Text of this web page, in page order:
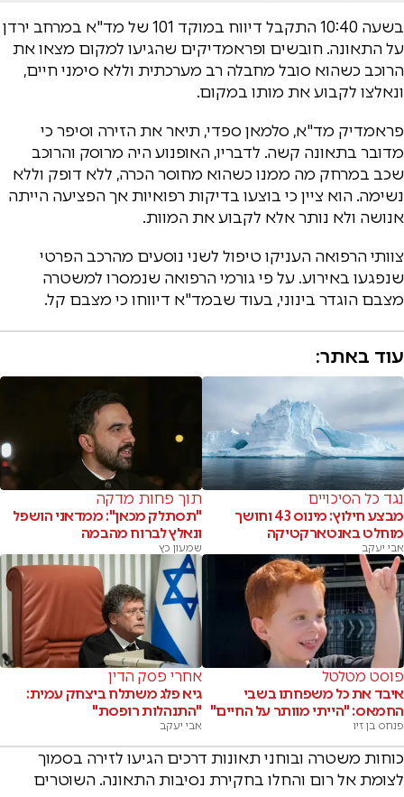
בשעה 10:40 התקבל דיווח במוקד 101 של מד"א במרחב ירדן
על התאונה. חובשים ופראמדיקים שהגיעו למקום מצאו את
הרוכב כשהוא סובל מחבלה רב מערכתית וללא סימני חיים,
ונאלצו לקבוע את מותו במקום.
פראמדיק מד"א, סלמאן ספדי, תיאר את הזירה וסיפר כי
מדובר בתאונה קשה. לדבריו, האופנוע היה מרוסק והרוכב
שכב במרחק מה ממנו כשהוא מחוסר הכרה, ללא דופק וללא
נשימה. הוא ציין כי בוצעו בדיקות רפואיות אך הפציעה הייתה
אנושה ולא נותר אלא לקבוע את המוות.
צוותי הרפואה העניקו טיפול לשני נוסעים מהרכב הפרטי
שנפגעו באירוע. על פי גורמי הרפואה שנמסרו למשטרה
מצבם הוגדר בינוני, בעוד שבמד"א דיווחו כי מצבם קל.
עוד באתר:
נגד כל הסיכויים
מבצע חילוץ: מינוס 43 וחושך
מוחלט באנטארקטיקה
אבי יעקב
תוך פחות מדקה
"תסתלק מכאן": ממדאני הושפל
ונאלץ לברוח מהבמה
שמעון כץ
פוסט מטלטל
איבד את כל משפחתו בשבי
החמאס: "הייתי מוותר על החיים"
פנחס בן זיו
אחרי פסק הדין
גיא פלג משתלח ביצחק עמית:
"התנהלות רופסת"
אבי יעקב
כוחות משטרה ובוחני תאונות דרכים הגיעו לזירה בסמוך
לצומת אל רום והחלו בחקירת נסיבות התאונה. השוטרים